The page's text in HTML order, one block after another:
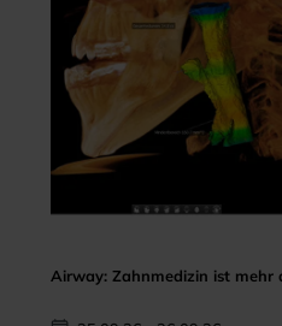
Airway: Zahnmedizin ist mehr